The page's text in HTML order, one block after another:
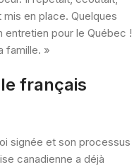
en place. Quelques
entretien pour le Québec !
famille. »
français
signée et son processus
canadienne a déjà